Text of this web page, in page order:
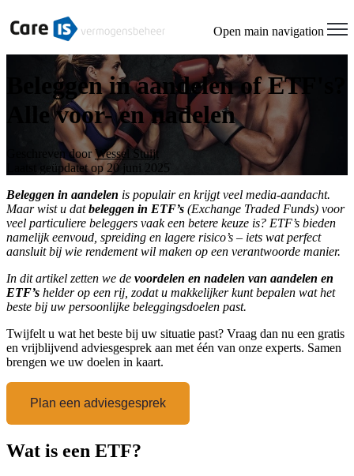
Open main navigation
Beleggen in aandelen of ETF's?
Alle voor- en nadelen
Geschreven doorWessel Stuijt
Laatst geüpdatet op 20 juni 2025
Beleggen in aandelen is populair en krijgt veel media-aandacht.
Maar wist u datbeleggen in ETF’s (Exchange Traded Funds) voor
veel particuliere beleggers vaak een betere keuze is? ETF’s bieden
namelijk eenvoud, spreiding en lagere risico’s – iets wat perfect
aansluit bij wie rendement wil maken op een verantwoorde manier.
In dit artikel zetten we de voordelen en nadelen van aandelen en
ETF’s helder op een rij, zodat u makkelijker kunt bepalen wat het
beste bij uw persoonlijke beleggingsdoelen past.
Twijfelt u wat het beste bij uw situatie past? Vraag dan nu een gratis
en vrijblijvend adviesgesprek aan met één van onze experts. Samen
brengen we uw doelen in kaart.
Plan een adviesgesprek
Wat is een ETF?